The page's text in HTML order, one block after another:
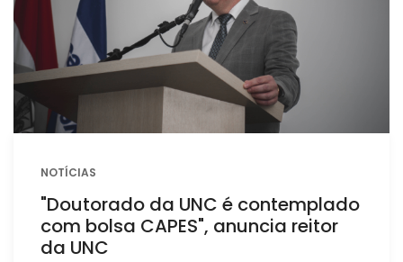
NOTÍCIAS
"Doutorado da UNC é contemplado
com bolsa CAPES", anuncia reitor
da UNC